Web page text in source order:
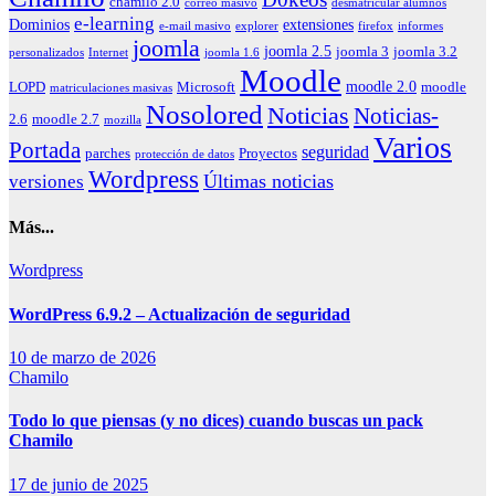
correo masivo desmatricular alumnos
Dominios e-learning e-mail masivo explorer extensiones firefox informes
personalizados Internet joomla joomla 1.6 joomla 2.5 joomla 3 joomla 3.2
LOPD matriculaciones masivas Microsoft Moodle moodle 2.0 moodle
2.6 moodle 2.7 mozilla Nosolored Noticias Noticias-
Portada parches protección de datos Proyectos seguridad Varios
versiones Wordpress Últimas noticias
Más...
Wordpress
WordPress 6.9.2 – Actualización de seguridad
10 de marzo de 2026
Chamilo
Todo lo que piensas (y no dices) cuando buscas un pack
Chamilo
17 de junio de 2025